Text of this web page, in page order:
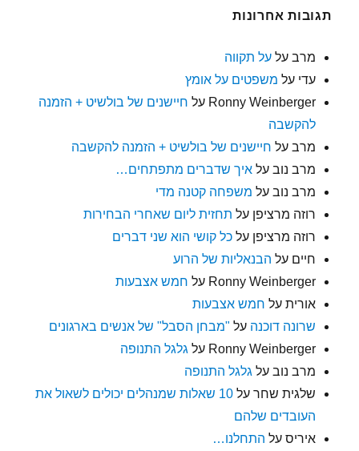
תגובות אחרונות
מרב עלעל תקווה
עדי על משפטים על אומץ
Ronny Weinberger על חיישנים של בולשיט + הזמנה
להקשבה
מרב על חיישנים של בולשיט + הזמנה להקשבה
מרב נוב עלאיך שדברים מתפתחים…
מרב נוב על משפחה קטנה מדי
רוזה מרציפן על תחזית ליום שאחרי הבחירות
רוזה מרציפן עלכל קושי הוא שני דברים
חיים על הבנאליות של הרוע
Ronny Weinberger על חמש אצבעות
אורית על חמש אצבעות
שרונה דוכנה על "מבחן הסבל" של אנשים בארגונים
Ronny Weinberger על גלגל התנופה
מרב נוב על גלגל התנופה
שלגית שחר על
10 שאלות שמנהלים יכולים לשאול את
העובדים שלהם
איריס על התחלנו…